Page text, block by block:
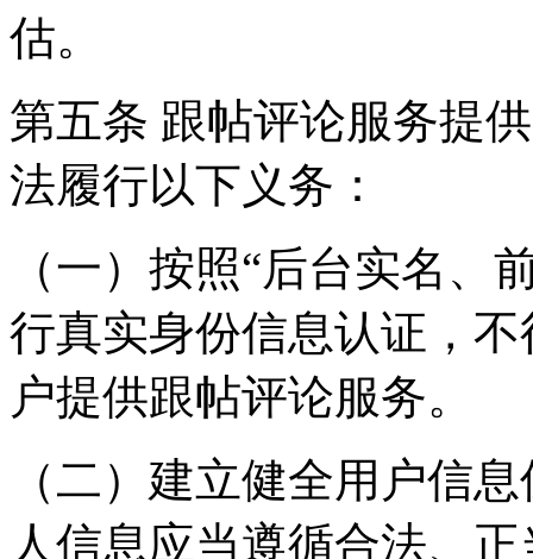
估。
第五条 跟帖评论服务提
法履行以下义务：
（一）按照“后台实名、
行真实身份信息认证，
户提供跟帖评论服务。
（二）建立健全用户信
人信息应当遵循合法、